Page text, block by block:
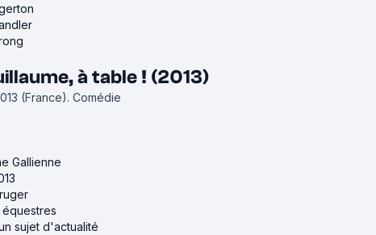
à table ! (2013)
(France). Comédie
Gallienne
équestres
sujet d'actualité